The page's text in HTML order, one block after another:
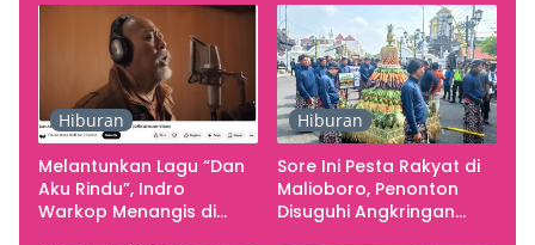
Kebutuhan Konser
Yogyakarta sebagai
Pusat Pergerakan Seni
Rupa Indonesia
Hiburan
Melantunkan Lagu “Dan
Aku Rindu”, Indro
Warkop Menangis di
Hiburan
Sore Ini Pesta Rakyat di
Malioboro, Penonton
Disuguhi Angkringan